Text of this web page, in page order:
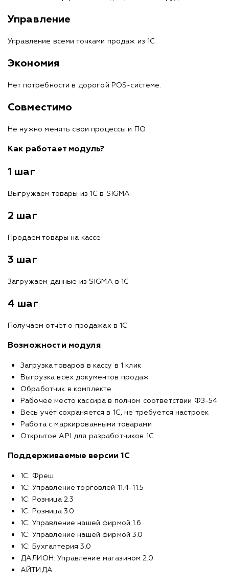
Управление
Управление всеми точками продаж из 1С.
Экономия
Нет потребности в дорогой POS-системе.
Совместимо
Не нужно менять свои процессы и ПО.
Как работает модуль?
1 шаг
Выгружаем товары из 1С в SIGMA
2 шаг
Продаём товары на кассе
3 шаг
Загружаем данные из SIGMA в 1С
4 шаг
Получаем отчёт о продажах в 1С
Возможности модуля
Загрузка товаров в кассу в 1 клик
Выгрузка всех документов продаж
Обработчик в комплекте
Рабочее место кассира в полном соответствии ФЗ-54
Весь учёт сохраняется в 1С, не требуется настроек
Работа с маркированными товарами
Открытое API для разработчиков 1С
Поддерживаемые версии 1С
1С: Фреш
1С: Управление торговлей 11.4-11.5
1С: Розница 2.3
1С: Розница 3.0
1С: Управление нашей фирмой 1.6
1С: Управление нашей фирмой 3.0
1С: Бухгалтерия 3.0
ДАЛИОН: Управление магазином 2.0
АЙТИДА